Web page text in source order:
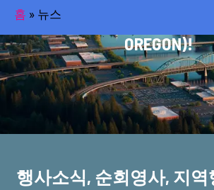
홈 » 뉴스
오레곤한인회(KOREAN
OREGON)!
행사소식, 순회영사, 지